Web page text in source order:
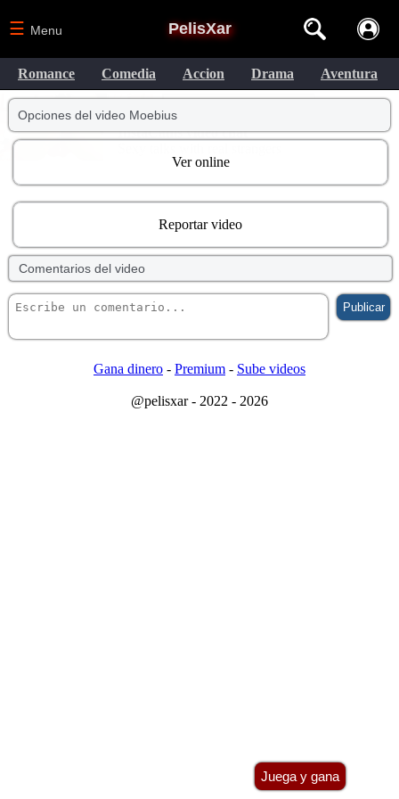
PelisXar
☰ Menu
Romance Comedia Accion Drama Aventura
Juega y gana
Opciones del video Moebius
Ver online
Reportar video
Comentarios del video
Gana dinero- Premium- Sube videos
@pelisxar - 2022 - 2026